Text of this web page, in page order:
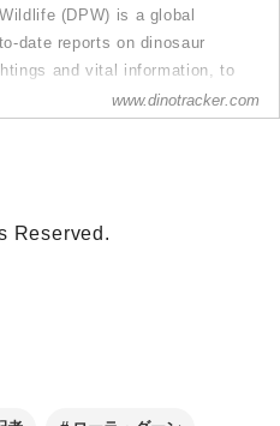
(DPW) is a global
date reports on dinosaur
and vital information, to
and dinosaurs on our
www.dinotracker.com
Reserved.